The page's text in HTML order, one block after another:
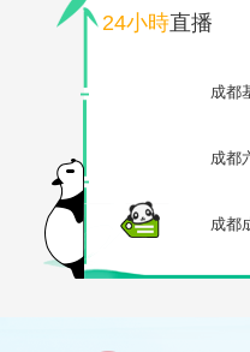
24小時直播
成都
成都
成都